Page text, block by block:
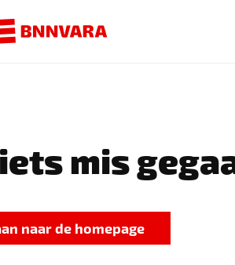
mis
naar de homepage